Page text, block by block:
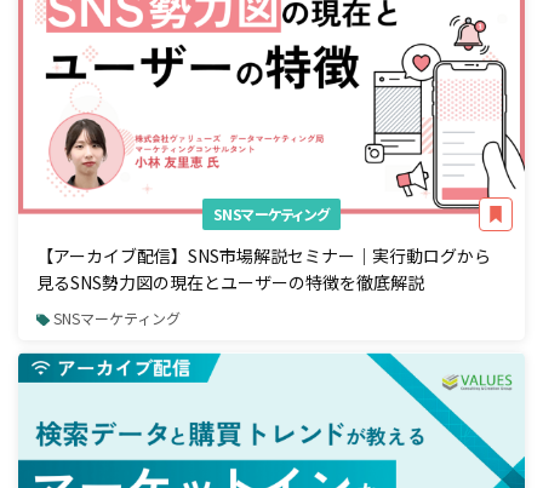
SNSマーケティング
【アーカイブ配信】SNS市場解説セミナー｜実行動ログから
見るSNS勢力図の現在とユーザーの特徴を徹底解説
SNSマーケティング